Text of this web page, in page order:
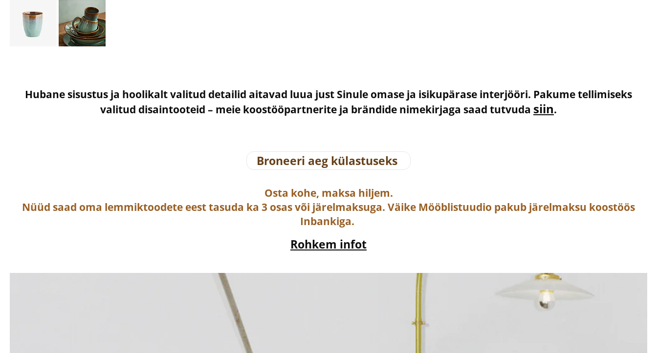
Hubane sisustus ja hoolikalt valitud detailid aitavad luua just Sinule omase ja isikupärase interjööri. Pakume tellimiseks
valitud disaintooteid – meie koostööpartnerite ja brändide nimekirjaga saad tutvuda siin.
Broneeri aeg külastuseks
Osta kohe, maksa hiljem.
Nüüd saad oma lemmiktoodete eest tasuda ka 3 osas või järelmaksuga. Väike Mööblistuudio pakub järelmaksu koostöös
Inbankiga.
Rohkem infot